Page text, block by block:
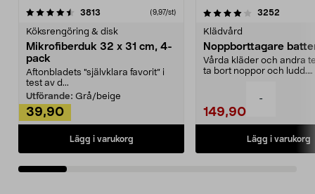
-
3813 (9,97/st)
Köksrengöring & disk
Mikrofiberduk 32 x 31 cm, 4-
pack
Aftonbladets "självklara favorit” i
test av d...
Utförande: Grå/beige
39,90
Lägg i varukorg
4.0av 5 stjärnor 3252
Klädvård
Noppborttagare
Vårda kläder och andra
ta bort noppor och ludd.
149,90
Lägg i varukorg
4.5av 5 stjärnor